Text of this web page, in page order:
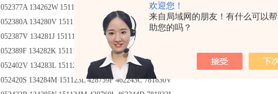
欢迎您！
来自局域网的朋友！有什么可以帮
助您的吗？
052377A 134262W 151111Q 428754A 462238F 781802W
052380A 134280V 151112R 428755B 462239G 781826M
052387V 134281J 151113J 428756C 462240M 781827N
052389F 134282K 151115L 428757D 462241A 781828X
052402V 134283L 151120V 428758N 462242B 781829Y
052420S 134284M 151123L 428759P 462243C 781830V